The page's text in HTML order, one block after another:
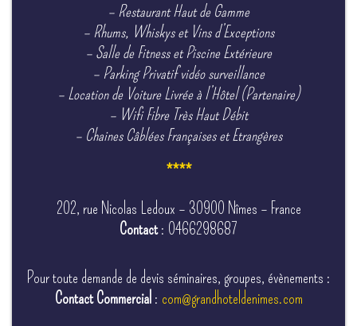
– Restaurant Haut de Gamme
– Rhums, Whiskys et Vins d’Exceptions
– Salle de Fitness et Piscine Extérieure
– Parking Privatif vidéo surveillance
– Location de Voiture Livrée à l’Hôtel (Partenaire)
– Wifi Fibre Très Haut Débit
– Chaines Câblées Françaises et Etrangères
****
202, rue Nicolas Ledoux – 30900 Nîmes – France
Contact: 0466298687
Pour toute demande de devis séminaires, groupes, évènements :
Contact Commercial : com@grandhoteldenimes.com